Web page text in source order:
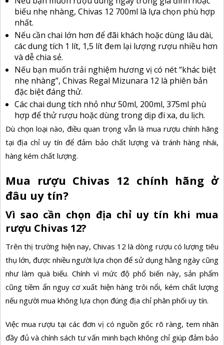
biếu nhẹ nhàng, Chivas 12 700ml là lựa chọn phù hợp
nhất.
Nếu cần chai lớn hơn để đãi khách hoặc dùng lâu dài,
các dung tích 1 lít, 1,5 lít đem lại lượng rượu nhiều hơn
và dễ chia sẻ.
Nếu bạn muốn trải nghiệm hương vị có nét “khác biệt
nhẹ nhàng”, Chivas Regal Mizunara 12 là phiên bản
đặc biệt đáng thử.
Các chai dung tích nhỏ như 50ml, 200ml, 375ml phù
hợp để thử rượu hoặc dùng trong dịp đi xa, du lịch.
Dù chọn loại nào, điều quan trọng vẫn là mua rượu chính hãng
tại địa chỉ uy tín để đảm bảo chất lượng và tránh hàng nhái,
hàng kém chất lượng.
Mua rượu Chivas 12 chính hãng ở
đâu uy tín?
Vì sao cần chọn địa chỉ uy tín khi mua
rượu Chivas 12?
Trên thị trường hiện nay, Chivas 12 là dòng rượu có lượng tiêu
thụ lớn, được nhiều người lựa chọn để sử dụng hằng ngày cũng
như làm quà biếu. Chính vì mức độ phổ biến này, sản phẩm
cũng tiềm ẩn nguy cơ xuất hiện hàng trôi nổi, kém chất lượng
nếu người mua không lựa chọn đúng địa chỉ phân phối uy tín.
Việc mua rượu tại các đơn vị có nguồn gốc rõ ràng, tem nhãn
đầy đủ và chính sách tư vấn minh bạch không chỉ giúp đảm bảo